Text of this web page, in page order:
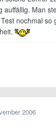
auffällig. Man
nochmal
2006